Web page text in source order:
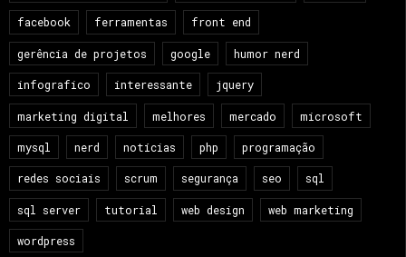
facebook ferramentas front end
gerência de projetos google humor nerd
infografico interessante jquery
marketing digital melhores mercado microsoft
mysql nerd notícias php programação
redes sociais scrum segurança seo sql
sql server tutorial web design web marketing
wordpress